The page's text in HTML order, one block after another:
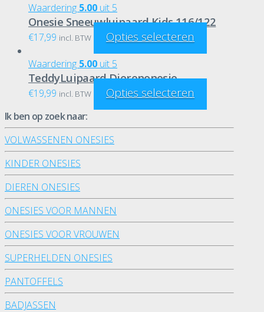
Waardering 5.00 uit 5
Onesie Sneeuwluipaard Kids 116/122
€17,99 incl. BTW Opties selecteren
Waardering 5.00 uit 5
TeddyLuipaard Dierenonesie
€19,99 incl. BTW Opties selecteren
Ik ben op zoek naar:
VOLWASSENEN ONESIES
KINDER ONESIES
DIEREN ONESIES
ONESIES VOOR MANNEN
ONESIES VOOR VROUWEN
SUPERHELDEN ONESIES
PANTOFFELS
BADJASSEN